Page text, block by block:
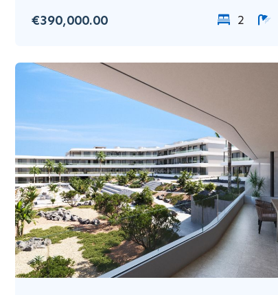
€390,000.00 2